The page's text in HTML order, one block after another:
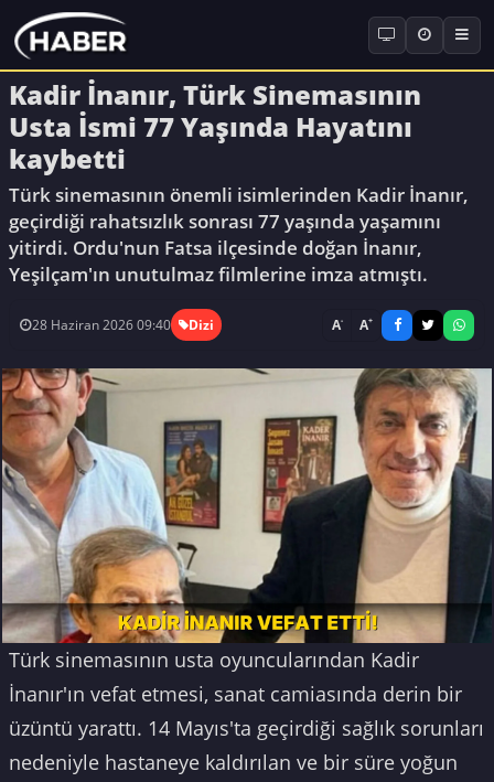
Kadir İnanır, Türk Sinemasının
Usta İsmi 77 Yaşında Hayatını
kaybetti
Türk sinemasının önemli isimlerinden Kadir İnanır,
geçirdiği rahatsızlık sonrası 77 yaşında yaşamını
yitirdi. Ordu'nun Fatsa ilçesinde doğan İnanır,
Yeşilçam'ın unutulmaz filmlerine imza atmıştı.
28 Haziran 2026 09:40 Dizi A- A+
Türk sinemasının usta oyuncularından Kadir
İnanır'ın vefat etmesi, sanat camiasında derin bir
üzüntü yarattı. 14 Mayıs'ta geçirdiği sağlık sorunları
nedeniyle hastaneye kaldırılan ve bir süre yoğun